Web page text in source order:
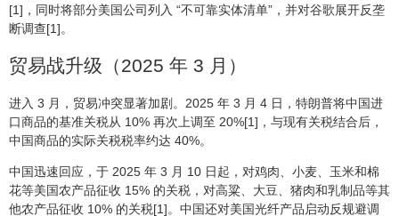
[1]，同时将部分美国公司列入 “不可靠实体清单”，并对谷歌展开反垄
断调查[1]。
贸易战升级（2025 年 3 月）
进入 3 月，贸易冲突显著加剧。2025 年 3 月 4 日，特朗普将中国进
口商品的基准关税从 10% 再次上调至 20%[1]，与现有关税结合后，
中国商品的实际关税税率约达 40%。
中国迅速回应，于 2025 年 3 月 10 日起，对鸡肉、小麦、玉米和棉
花等美国农产品征收 15% 的关税，对高粱、大豆、猪肉和乳制品等其
他农产品征收 10% 的关税[1]。中国还对美国光纤产品启动反规避调